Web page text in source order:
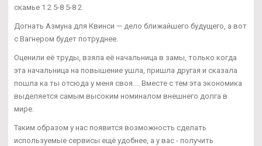
скамье 1 2 5-8 5-8 2.
Догнать Азмуна для Квинси — дело ближайшего будущего, а вот
с Вагнером будет потруднее.
Оценили её труды, взяла её начальница в замы, только когда
эта начальница на повышение ушла, пришла другая и сказала
пошла ка ты отсюда у меня своя.... Вместе с тем эта экономика
выделяется самым высоким номиналом внешнего долга в
мире.
Таким образом у нас появится возможность сделать
используемые сервисы ещё удобнее, а у вас - получить